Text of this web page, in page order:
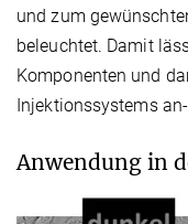
und zum
beleuchtet. Damit
Komponenten und
Injektionssystems
Anwendung in